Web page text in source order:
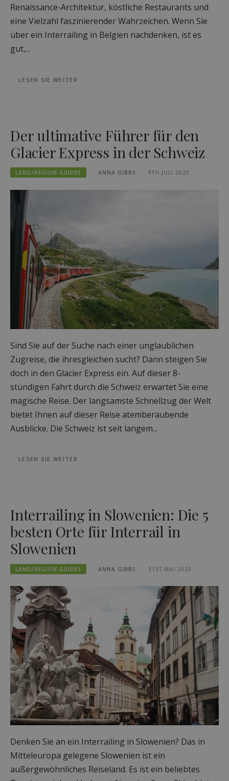
Renaissance-Architektur, köstliche Restaurants und
eine Vielzahl faszinierender Wahrzeichen. Wenn Sie
über ein Interrailing in Belgien nachdenken, ist es
gut,...
LESEN SIE WEITER
Der ultimative Führer für den
Glacier Express in der Schweiz
LAND/REGION GUIDES ANNA GIBBS 9TH JULI 2020
Sind Sie auf der Suche nach einer unglaublichen
Zugreise, die ihresgleichen sucht? Dann steigen Sie
doch in den Glacier Express ein. Auf dieser 8-
stündigen Fahrt durch die Schweiz erwartet Sie eine
magische Reise. Der langsamste Schnellzug der Welt
bietet Ihnen auf dieser Reise atemberaubende
Ausblicke. Die Schweiz ist seit langem...
LESEN SIE WEITER
Interrailing in Slowenien: Die 5
besten Orte für Interrail in
Slowenien
LAND/REGION GUIDES ANNA GIBBS 31ST MAI 2020
Denken Sie an ein Interrailing in Slowenien? Das in
Mitteleuropa gelegene Slowenien ist ein
außergewöhnliches Reiseland. Es ist ein beliebtes